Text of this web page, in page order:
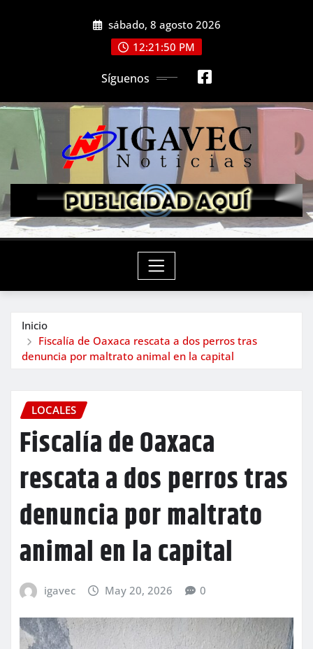
sábado, 8 agosto 2026
12:21:52 PM
Síguenos
Inicio
Fiscalía de Oaxaca rescata a dos perros tras
denuncia por maltrato animal en la capital
LOCALES
Fiscalía de Oaxaca
rescata a dos perros tras
denuncia por maltrato
animal en la capital
igavec May 20, 2026 0